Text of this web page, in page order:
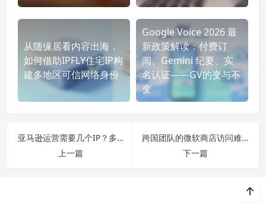
从随缘居看内容出海，
如何借助IPFLY住宅IP构
建多地区可信网络身份
Google Voice 2026 最
新政策解读：付费订
阅、Gemini 纪要、实
名认证——GV的变与不
变
亚马逊运营需要几个IP？多店铺IP隔离的3种方案
上一篇
跨国团队的微软商店访问难题，利用IPFLY住宅IP实现稳定连接
下一篇